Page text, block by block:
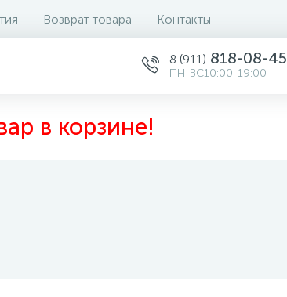
Возврат товара Контакты
8 (911) 818-08-45
ПН-ВС10:00-19:00
в корзине!